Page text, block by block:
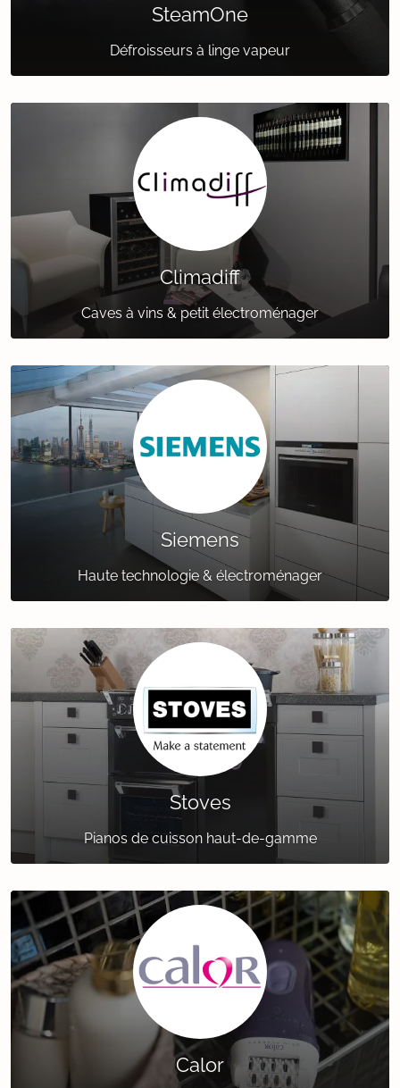
SteamOne
Défroisseurs à linge vapeur
Climadiff
Caves à vins & petit électroménager
Siemens
Haute technologie & électroménager
Stoves
Pianos de cuisson haut-de-gamme
Calor